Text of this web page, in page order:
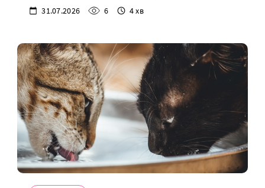
31.07.2026 6 4 хв